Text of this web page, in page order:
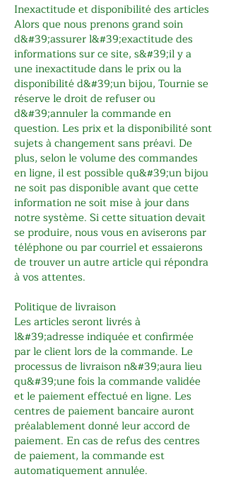
Inexactitude et disponibilité des articles
Alors que nous prenons grand soin
d&#39;assurer l&#39;exactitude des
informations sur ce site, s&#39;il y a
une inexactitude dans le prix ou la
disponibilité d&#39;un bijou, Tournie se
réserve le droit de refuser ou
d&#39;annuler la commande en
question. Les prix et la disponibilité sont
sujets à changement sans préavi. De
plus, selon le volume des commandes
en ligne, il est possible qu&#39;un bijou
ne soit pas disponible avant que cette
information ne soit mise à jour dans
notre système. Si cette situation devait
se produire, nous vous en aviserons par
téléphone ou par courriel et essaierons
de trouver un autre article qui répondra
à vos attentes.
Politique de livraison
Les articles seront livrés à
l&#39;adresse indiquée et confirmée
par le client lors de la commande. Le
processus de livraison n&#39;aura lieu
qu&#39;une fois la commande validée
et le paiement effectué en ligne. Les
centres de paiement bancaire auront
préalablement donné leur accord de
paiement. En cas de refus des centres
de paiement, la commande est
automatiquement annulée.